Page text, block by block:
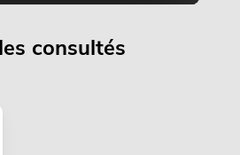
consultés